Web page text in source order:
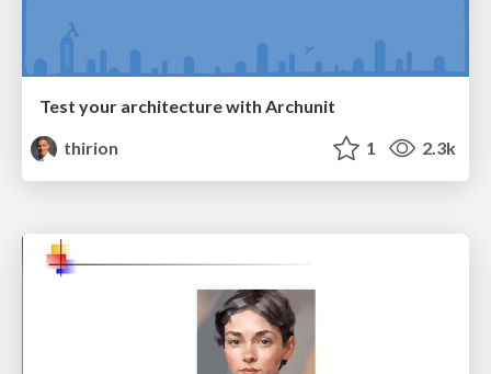
Test your architecture with Archunit
thirion
1 2.3k